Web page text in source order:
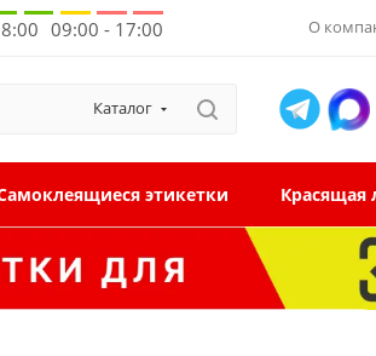
09:00 - 17:00 О
Каталог
этикетки Красящая